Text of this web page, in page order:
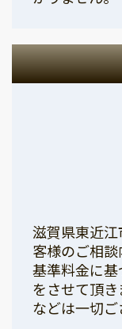
滋賀県東近
客様のご相談
基準料金に
をさせて頂
などは一切ご